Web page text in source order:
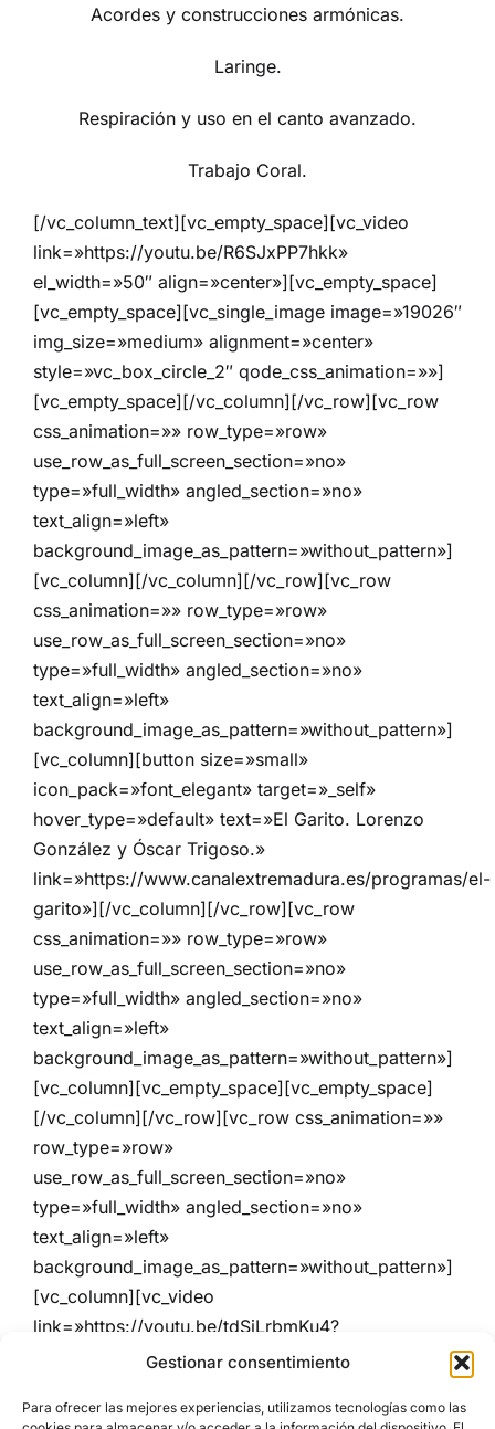
Gestionar consentimiento
Para ofrecer las mejores experiencias, utilizamos tecnologías como las
Acordes y construcciones armónicas.
Laringe.
Respiración y uso en el canto avanzado.
Trabajo Coral.
[/vc_column_text][vc_empty_space][vc_video
link=»https://youtu.be/R6SJxPP7hkk»
el_width=»50″ align=»center»][vc_empty_space]
[vc_empty_space][vc_single_image image=»19026″
img_size=»medium» alignment=»center»
style=»vc_box_circle_2″ qode_css_animation=»»]
[vc_empty_space][/vc_column][/vc_row][vc_row
css_animation=»» row_type=»row»
use_row_as_full_screen_section=»no»
type=»full_width» angled_section=»no»
text_align=»left»
background_image_as_pattern=»without_pattern»]
[vc_column][/vc_column][/vc_row][vc_row
css_animation=»» row_type=»row»
use_row_as_full_screen_section=»no»
type=»full_width» angled_section=»no»
text_align=»left»
background_image_as_pattern=»without_pattern»]
[vc_column][button size=»small»
icon_pack=»font_elegant» target=»_self»
hover_type=»default» text=»El Garito. Lorenzo
González y Óscar Trigoso.»
link=»https://www.canalextremadura.es/programas/el-
garito»][/vc_column][/vc_row][vc_row
css_animation=»» row_type=»row»
use_row_as_full_screen_section=»no»
type=»full_width» angled_section=»no»
text_align=»left»
background_image_as_pattern=»without_pattern»]
[vc_column][vc_empty_space][vc_empty_space]
[/vc_column][/vc_row][vc_row css_animation=»»
row_type=»row»
use_row_as_full_screen_section=»no»
type=»full_width» angled_section=»no»
text_align=»left»
background_image_as_pattern=»without_pattern»]
[vc_column][vc_video
link=»https://youtu.be/tdSiLrbmKu4?
feature=shared» el_width=»20″ align=»center»
[/vc_column][/vc_row]